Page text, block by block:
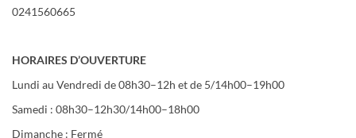
0241560665
HORAIRES D’OUVERTURE
Lundi au Vendredi de 08h30–12h et de 5/14h00–19h00
Samedi : 08h30–12h30/14h00–18h00
Dimanche : Fermé